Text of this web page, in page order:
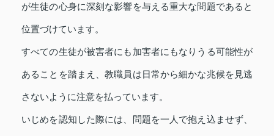
が生徒の心身に深刻な影響を与える重大な問題であると
位置づけています。
すべての生徒が被害者にも加害者にもなりうる可能性が
あることを踏まえ、教職員は日常から細かな兆候を見逃
さないように注意を払っています。
いじめを認知した際には、問題を一人で抱え込ませず、